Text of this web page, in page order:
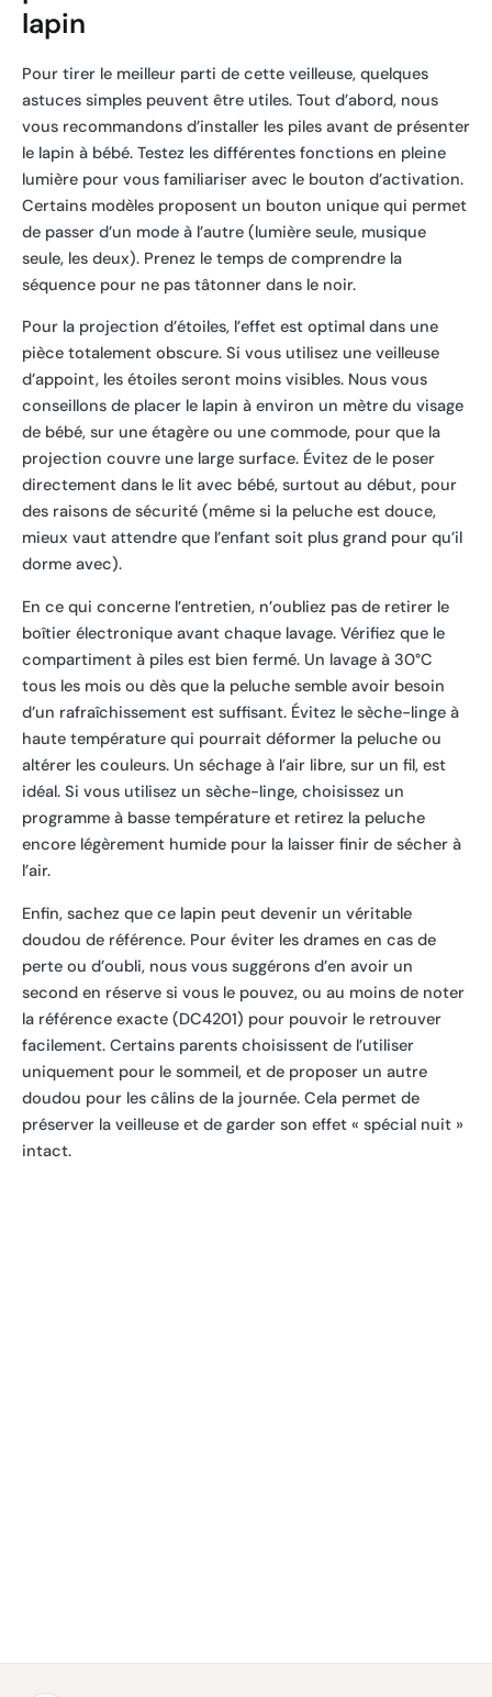
lapin
Pour tirer le meilleur parti de cette veilleuse, quelques
astuces simples peuvent être utiles. Tout d’abord, nous
vous recommandons d’installer les piles avant de présenter
le lapin à bébé. Testez les différentes fonctions en pleine
lumière pour vous familiariser avec le bouton d’activation.
Certains modèles proposent un bouton unique qui permet
de passer d’un mode à l’autre (lumière seule, musique
seule, les deux). Prenez le temps de comprendre la
séquence pour ne pas tâtonner dans le noir.
Pour la projection d’étoiles, l’effet est optimal dans une
pièce totalement obscure. Si vous utilisez une veilleuse
d’appoint, les étoiles seront moins visibles. Nous vous
conseillons de placer le lapin à environ un mètre du visage
de bébé, sur une étagère ou une commode, pour que la
projection couvre une large surface. Évitez de le poser
directement dans le lit avec bébé, surtout au début, pour
des raisons de sécurité (même si la peluche est douce,
mieux vaut attendre que l’enfant soit plus grand pour qu’il
dorme avec).
En ce qui concerne l’entretien, n’oubliez pas de retirer le
boîtier électronique avant chaque lavage. Vérifiez que le
compartiment à piles est bien fermé. Un lavage à 30°C
tous les mois ou dès que la peluche semble avoir besoin
d’un rafraîchissement est suffisant. Évitez le sèche-linge à
haute température qui pourrait déformer la peluche ou
altérer les couleurs. Un séchage à l’air libre, sur un fil, est
idéal. Si vous utilisez un sèche-linge, choisissez un
programme à basse température et retirez la peluche
encore légèrement humide pour la laisser finir de sécher à
l’air.
Enfin, sachez que ce lapin peut devenir un véritable
doudou de référence. Pour éviter les drames en cas de
perte ou d’oubli, nous vous suggérons d’en avoir un
second en réserve si vous le pouvez, ou au moins de noter
la référence exacte (DC4201) pour pouvoir le retrouver
facilement. Certains parents choisissent de l’utiliser
uniquement pour le sommeil, et de proposer un autre
doudou pour les câlins de la journée. Cela permet de
préserver la veilleuse et de garder son effet « spécial nuit »
intact.